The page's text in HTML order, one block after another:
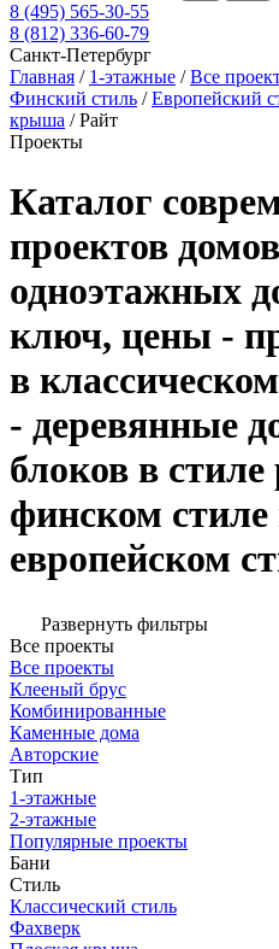
8 (495) 565-30-55
8 (812) 336-60-79
Санкт-Петербург
Главная / 1-этажные /Все
Финский стиль /Европейский
крыша /Райт
Проекты
Каталог
проектов
одноэтажных
ключ, цены -
в
- деревянные
блоков в
финском стиле
европейском
Развернуть фильтры
Все проекты
Все проекты
Клееный брус
Комбинированные
Каменные дома
Авторские
Тип
1-этажные
2-этажные
Популярные проекты
Бани
Стиль
Классический стиль
Фахверк